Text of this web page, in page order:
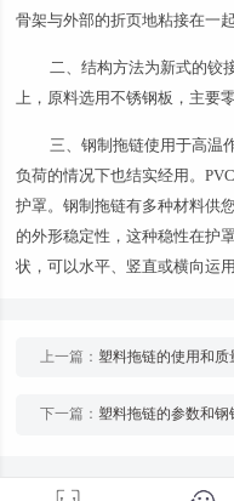
骨架与外部的折页地粘接在一起
二、结构方法为新式的铰
上，原料选用不锈钢板，主要
三、钢制拖链使用于高温
负荷的情况下也结实经用。
护罩。钢制拖链有多种材料供
的外形稳定性，这种稳性在护
状，可以水平、竖直或横向运
上一篇：塑料拖链的使用和质
下一篇：塑料拖链的参数和